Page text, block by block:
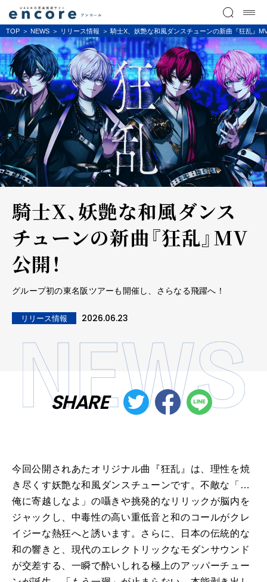
TOP NEWS リリース情報 騎士X、妖艶な和風ダンスチューンの新曲『狂乱』
騎士X、妖艶な和風ダンス
チューンの新曲『狂乱』MV
公開！
グループ初の東名阪ツアーも開催し、さらなる飛躍へ！
リリース情報 2026.06.23
SHARE
今回公開されあたオリジナル曲『狂乱』は、理性を焼
き尽くす妖艶な和風ダンスチューンです。不敵な「…
俺に寄越しなよ」の囁きや挑発的なリリックが脳内を
ジャックし、中毒性の高い重低音と和のコールがクレ
イジーな熱狂へと誘います。さらに、日本の伝統的な
和の響きと、現代のエレクトリックなモダンサウンド
が交差する、一瞬で酔いしれる極上のアッパーチュー